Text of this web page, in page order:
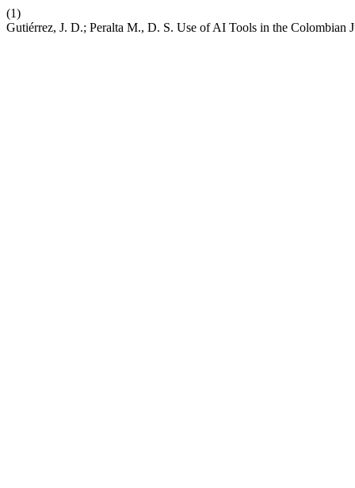
(1)
Gutiérrez, J. D.; Peralta M., D. S. Use of AI Tools in the Colombian